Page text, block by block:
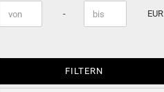
Preis bis - EUR
FILTERN